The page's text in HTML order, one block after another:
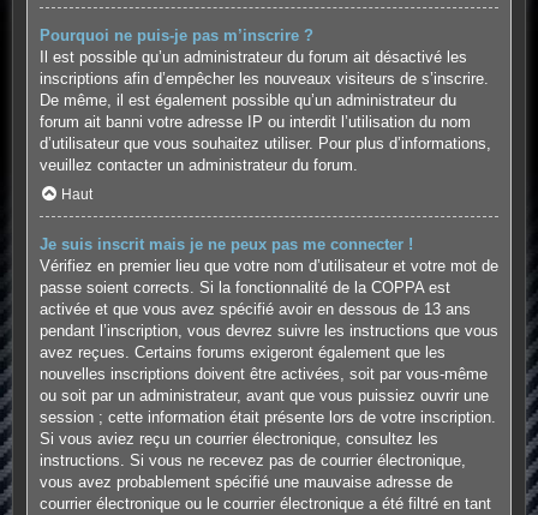
Pourquoi ne puis-je pas m’inscrire ?
Il est possible qu’un administrateur du forum ait désactivé les
inscriptions afin d’empêcher les nouveaux visiteurs de s’inscrire.
De même, il est également possible qu’un administrateur du
forum ait banni votre adresse IP ou interdit l’utilisation du nom
d’utilisateur que vous souhaitez utiliser. Pour plus d’informations,
veuillez contacter un administrateur du forum.
Haut
Je suis inscrit mais je ne peux pas me connecter !
Vérifiez en premier lieu que votre nom d’utilisateur et votre mot de
passe soient corrects. Si la fonctionnalité de la COPPA est
activée et que vous avez spécifié avoir en dessous de 13 ans
pendant l’inscription, vous devrez suivre les instructions que vous
avez reçues. Certains forums exigeront également que les
nouvelles inscriptions doivent être activées, soit par vous-même
ou soit par un administrateur, avant que vous puissiez ouvrir une
session ; cette information était présente lors de votre inscription.
Si vous aviez reçu un courrier électronique, consultez les
instructions. Si vous ne recevez pas de courrier électronique,
vous avez probablement spécifié une mauvaise adresse de
courrier électronique ou le courrier électronique a été filtré en tant